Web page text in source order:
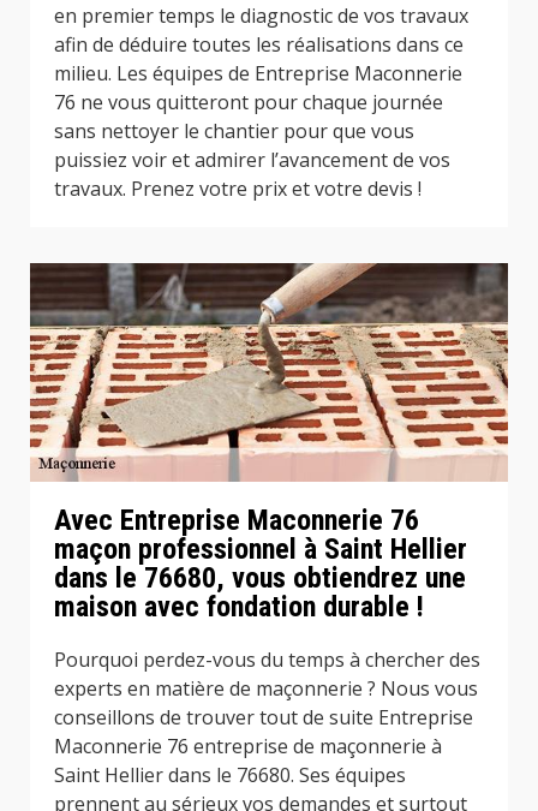
en premier temps le diagnostic de vos travaux
afin de déduire toutes les réalisations dans ce
milieu. Les équipes de Entreprise Maconnerie
76 ne vous quitteront pour chaque journée
sans nettoyer le chantier pour que vous
puissiez voir et admirer l’avancement de vos
travaux. Prenez votre prix et votre devis !
Avec Entreprise Maconnerie 76
maçon professionnel à Saint Hellier
dans le 76680, vous obtiendrez une
maison avec fondation durable !
Pourquoi perdez-vous du temps à chercher des
experts en matière de maçonnerie ? Nous vous
conseillons de trouver tout de suite Entreprise
Maconnerie 76 entreprise de maçonnerie à
Saint Hellier dans le 76680. Ses équipes
prennent au sérieux vos demandes et surtout